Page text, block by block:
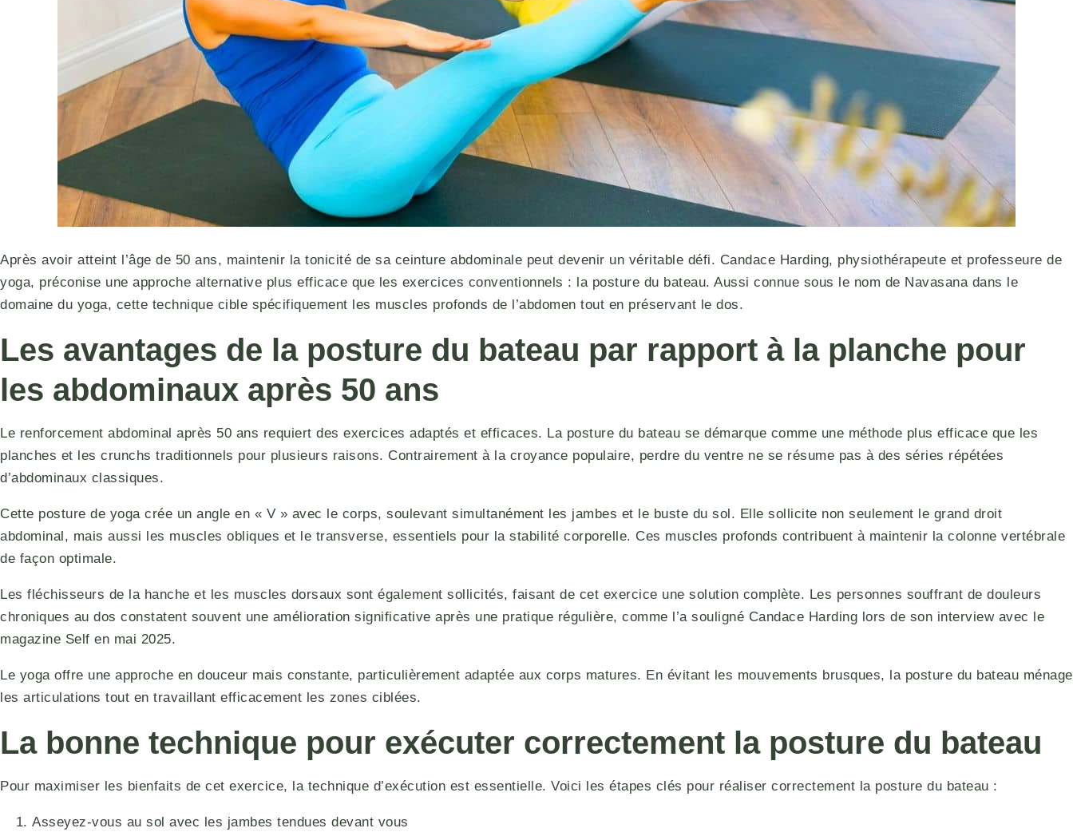
Après avoir atteint l’âge de 50 ans, maintenir la tonicité de sa ceinture abdominale peut devenir un véritable défi. Candace Harding, physiothérapeute et professeure de
yoga, préconise une approche alternative plus efficace que les exercices conventionnels : la posture du bateau. Aussi connue sous le nom de Navasana dans le
domaine du yoga, cette technique cible spécifiquement les muscles profonds de l’abdomen tout en préservant le dos.
Les avantages de la posture du bateau par rapport à la planche pour
les abdominaux après 50 ans
Le renforcement abdominal après 50 ans requiert des exercices adaptés et efficaces. La posture du bateau se démarque comme une méthode plus efficace que les
planches et les crunchs traditionnels pour plusieurs raisons. Contrairement à la croyance populaire, perdre du ventre ne se résume pas à des séries répétées
d’abdominaux classiques.
Cette posture de yoga crée un angle en « V » avec le corps, soulevant simultanément les jambes et le buste du sol. Elle sollicite non seulement le grand droit
abdominal, mais aussi les muscles obliques et le transverse, essentiels pour la stabilité corporelle. Ces muscles profonds contribuent à maintenir la colonne vertébrale
de façon optimale.
Les fléchisseurs de la hanche et les muscles dorsaux sont également sollicités, faisant de cet exercice une solution complète. Les personnes souffrant de douleurs
chroniques au dos constatent souvent une amélioration significative après une pratique régulière, comme l’a souligné Candace Harding lors de son interview avec le
magazine Self en mai 2025.
Le yoga offre une approche en douceur mais constante, particulièrement adaptée aux corps matures. En évitant les mouvements brusques, la posture du bateau ménage
les articulations tout en travaillant efficacement les zones ciblées.
La bonne technique pour exécuter correctement la posture du bateau
Pour maximiser les bienfaits de cet exercice, la technique d’exécution est essentielle. Voici les étapes clés pour réaliser correctement la posture du bateau :
Asseyez-vous au sol avec les jambes tendues devant vous